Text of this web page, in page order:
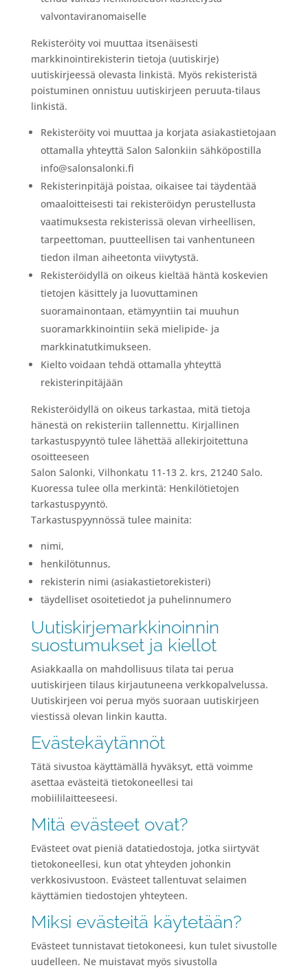
valvontaviranomaiselle
Rekisteröity voi muuttaa itsenäisesti
markkinointirekisterin tietoja (uutiskirje)
uutiskirjeessä olevasta linkistä. Myös rekisteristä
poistuminen onnistuu uutiskirjeen peruuta-tilaus
linkistä.
Rekisteröity voi muuttaa ja korjata asiakastietojaan
ottamalla yhteyttä Salon Salonkiin sähköpostilla
info@salonsalonki.fi
Rekisterinpitäjä poistaa, oikaisee tai täydentää
omaaloitteisesti tai rekisteröidyn perustellusta
vaatimuksesta rekisterissä olevan virheellisen,
tarpeettoman, puutteellisen tai vanhentuneen
tiedon ilman aiheetonta viivytystä.
Rekisteröidyllä on oikeus kieltää häntä koskevien
tietojen käsittely ja luovuttaminen
suoramainontaan, etämyyntiin tai muuhun
suoramarkkinointiin sekä mielipide- ja
markkinatutkimukseen.
Kielto voidaan tehdä ottamalla yhteyttä
rekisterinpitäjään
Rekisteröidyllä on oikeus tarkastaa, mitä tietoja
hänestä on rekisteriin tallennettu. Kirjallinen
tarkastuspyyntö tulee lähettää allekirjoitettuna
osoitteeseen
Salon Salonki, Vilhonkatu 11-13 2. krs, 21240 Salo.
Kuoressa tulee olla merkintä: Henkilötietojen
tarkastuspyyntö.
Tarkastuspyynnössä tulee mainita:
nimi,
henkilötunnus,
rekisterin nimi (asiakastietorekisteri)
täydelliset osoitetiedot ja puhelinnumero
Uutiskirjemarkkinoinnin
suostumukset ja kiellot
Asiakkaalla on mahdollisuus tilata tai perua
uutiskirjeen tilaus kirjautuneena verkkopalvelussa.
Uutiskirjeen voi perua myös suoraan uutiskirjeen
viestissä olevan linkin kautta.
Evästekäytännöt
Tätä sivustoa käyttämällä hyväksyt, että voimme
asettaa evästeitä tietokoneellesi tai
mobiililaitteeseesi.
Mitä evästeet ovat?
Evästeet ovat pieniä datatiedostoja, jotka siirtyvät
tietokoneellesi, kun otat yhteyden johonkin
verkkosivustoon. Evästeet tallentuvat selaimen
käyttämien tiedostojen yhteyteen.
Miksi evästeitä käytetään?
Evästeet tunnistavat tietokoneesi, kun tulet sivustolle
uudelleen. Ne muistavat myös sivustolla